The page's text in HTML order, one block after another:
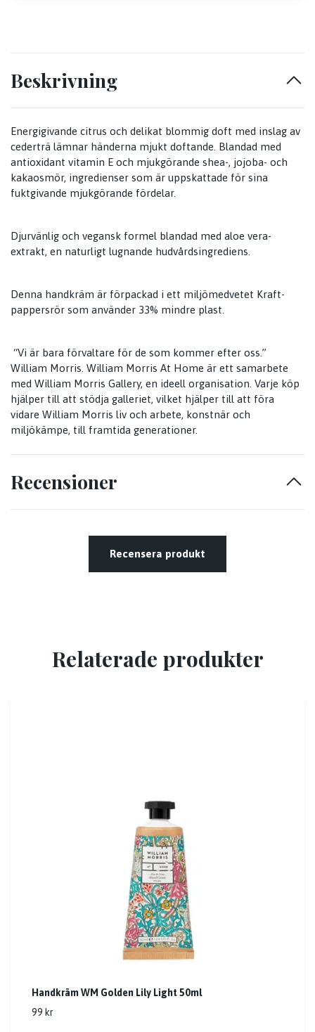
Beskrivning
Energigivande citrus och delikat blommig doft med inslag av
cederträ lämnar händerna mjukt doftande. Blandad med
antioxidant vitamin E och mjukgörande shea-, jojoba- och
kakaosmör, ingredienser som är uppskattade för sina
fuktgivande mjukgörande fördelar.
Djurvänlig och vegansk formel blandad med aloe vera-
extrakt, en naturligt lugnande hudvårdsingrediens.
Denna handkräm är förpackad i ett miljömedvetet Kraft-
pappersrör som använder 33% mindre plast.
“Vi är bara förvaltare för de som kommer efter oss.”
William Morris. William Morris At Home är ett samarbete
med William Morris Gallery, en ideell organisation. Varje köp
hjälper till att stödja galleriet, vilket hjälper till att föra
vidare William Morris liv och arbete, konstnär och
miljökämpe, till framtida generationer.
Recensioner
Recensera produkt
Relaterade produkter
Handkräm WM Golden Lily Light 50ml
99 kr